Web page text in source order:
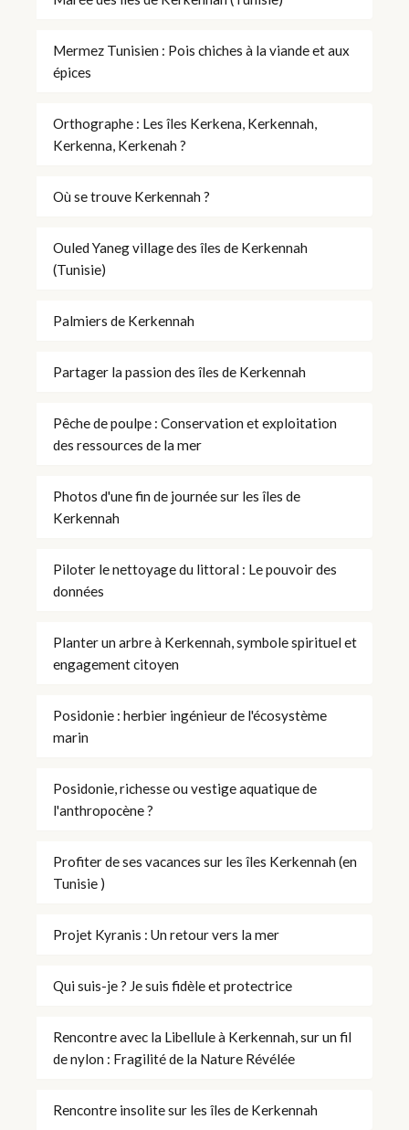
Mermez Tunisien : Pois chiches à la viande et aux
épices
Orthographe : Les îles Kerkena, Kerkennah,
Kerkenna, Kerkenah ?
Où se trouve Kerkennah ?
Ouled Yaneg village des îles de Kerkennah
(Tunisie)
Palmiers de Kerkennah
Partager la passion des îles de Kerkennah
Pêche de poulpe : Conservation et exploitation
des ressources de la mer
Photos d'une fin de journée sur les îles de
Kerkennah
Piloter le nettoyage du littoral : Le pouvoir des
données
Planter un arbre à Kerkennah, symbole spirituel et
engagement citoyen
Posidonie : herbier ingénieur de l'écosystème
marin
Posidonie, richesse ou vestige aquatique de
l'anthropocène ?
Profiter de ses vacances sur les îles Kerkennah (en
Tunisie )
Projet Kyranis : Un retour vers la mer
Qui suis-je ? Je suis fidèle et protectrice
Rencontre avec la Libellule à Kerkennah, sur un fil
de nylon : Fragilité de la Nature Révélée
Rencontre insolite sur les îles de Kerkennah